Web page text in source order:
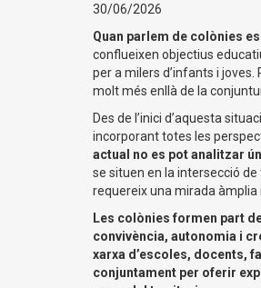
30/06/2026
Quan parlem de colònies
conflueixen objectius
per a milers d’infants i
molt més enllà de la
Des de l’inici d’aquesta
incorporant totes les
actual no es pot analitzar
se situen en la intersecció
requereix una mirada àmplia
Les colònies formen part
convivència, autonomia i
xarxa d’escoles, docents,
conjuntament per oferir